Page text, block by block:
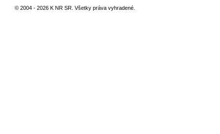
© 2004 - 2026 K NR SR. Všetky práva vyhradené.